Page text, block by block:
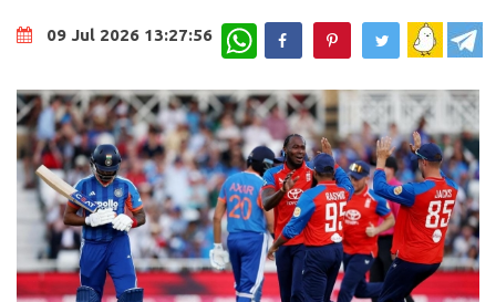
09 Jul 2026 13:27:56 WhatsApp